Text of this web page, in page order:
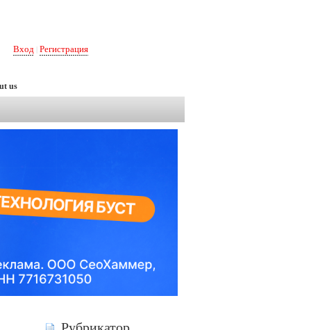
Вход Регистрация
us